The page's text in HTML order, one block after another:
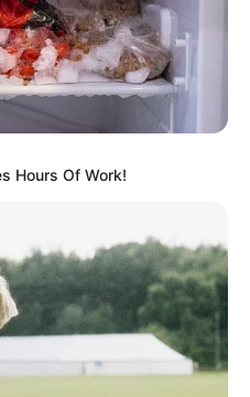
Hours Of Work!